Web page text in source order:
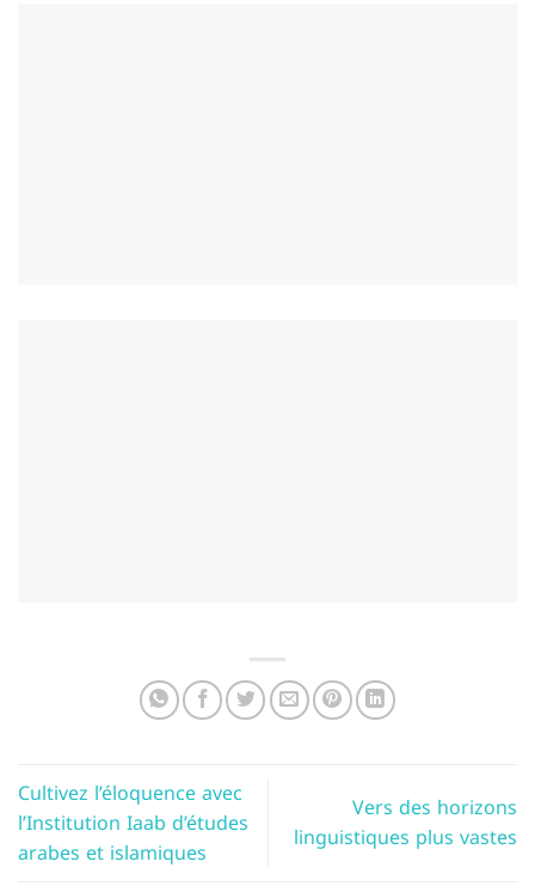
Cultivez l’éloquence avec
l’Institution Iaab d’études
arabes et islamiques
Vers des horizons
linguistiques plus vastes